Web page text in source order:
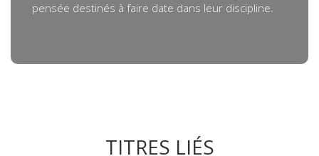
pensée destinés à faire date dans leur discipline.
TITRES LIÉS